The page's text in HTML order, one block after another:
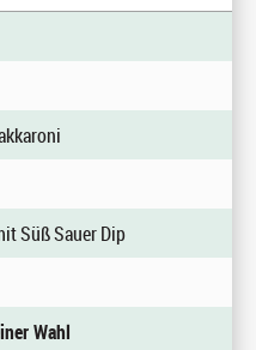
Süß Sauer Dip
Wahl